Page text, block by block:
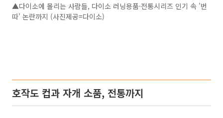
▲다이소에 몰리는 사람들, 다이소 러닝용품·전통시리즈 인기 속 '번
따' 논란까지 (사진제공=다이소)
호작도 컵과 자개 소품, 전통까지